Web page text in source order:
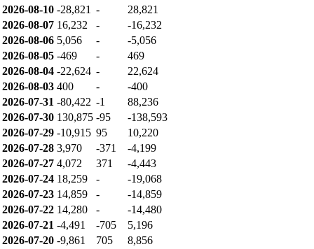
2026-08-10 -28,821 -
28,821
2026-08-07 16,232 -
-16,232
2026-08-06 5,056 -
-5,056
2026-08-05 -469 -
469
2026-08-04 -22,624 -
22,624
2026-08-03 400 -
-400
2026-07-31 -80,422 -1
88,236
2026-07-30 130,875 -95
-138,593
2026-07-29 -10,915 95
10,220
2026-07-28 3,970 -371
-4,199
2026-07-27 4,072 371
-4,443
2026-07-24 18,259 -
-19,068
2026-07-23 14,859 -
-14,859
2026-07-22 14,280 -
-14,480
2026-07-21 -4,491 -705
5,196
2026-07-20 -9,861 705
8,856